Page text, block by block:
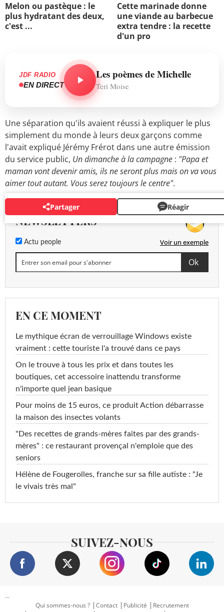
Melon ou pastèque : le
plus hydratant des deux,
c'est ...
Cette marinade donne
une viande au barbecue
extra tendre : la recette
d'un pro
JDF RADIO
EN DIRECT
Les poèmes de Michelle
Teri Moise
Une séparation qu'ils avaient réussi à expliquer le plus
simplement du monde à leurs deux garçons comme
l'avait expliqué Jérémy Frérot dans une autre émission
du service public, Un dimanche à la campagne : "Papa et
maman vont devenir amis, ils ne seront plus mais on va vous
aimer tout autant. Vous serez toujours le centre".
Partager Réagir
NEWSLETTERS
Actu people Voir un exemple
EN CE MOMENT
Le mythique écran de verrouillage Windows existe
vraiment : cette touriste l'a trouvé dans ce pays
On le trouve à tous les prix et dans toutes les
boutiques, cet accessoire inattendu transforme
n'importe quel jean basique
Pour moins de 15 euros, ce produit Action débarrasse
la maison des insectes volants
"Des recettes de grands-mères faites par des grands-
mères" : ce restaurant provençal n'emploie que des
seniors
Hélène de Fougerolles, franche sur sa fille autiste : "Je
le vivais très mal"
SUIVEZ-NOUS
...
Qui sommes-nous ?
Contact Publicité
Recrutement